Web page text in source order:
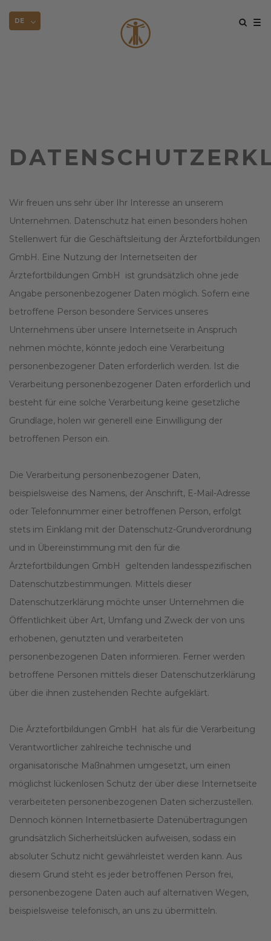
DE
Wir freuen uns sehr über Ihr Interesse an unserem
Unternehmen. Datenschutz hat einen besonders hohen
Stellenwert für die Geschäftsleitung der Ärztefortbildungen
GmbH. Eine Nutzung der Internetseiten der
Ärztefortbildungen GmbH ist grundsätzlich ohne jede
Angabe personenbezogener Daten möglich. Sofern eine
betroffene Person besondere Services unseres
Unternehmens über unsere Internetseite in Anspruch
nehmen möchte, könnte jedoch eine Verarbeitung
personenbezogener Daten erforderlich werden. Ist die
Verarbeitung personenbezogener Daten erforderlich und
besteht für eine solche Verarbeitung keine gesetzliche
Grundlage, holen wir generell eine Einwilligung der
betroffenen Person ein.
Die Verarbeitung personenbezogener Daten,
beispielsweise des Namens, der Anschrift, E-Mail-Adresse
oder Telefonnummer einer betroffenen Person, erfolgt
stets im Einklang mit der Datenschutz-Grundverordnung
und in Übereinstimmung mit den für die
Ärztefortbildungen GmbH geltenden landesspezifischen
Datenschutzbestimmungen. Mittels dieser
Datenschutzerklärung möchte unser Unternehmen die
Öffentlichkeit über Art, Umfang und Zweck der von uns
erhobenen, genutzten und verarbeiteten
personenbezogenen Daten informieren. Ferner werden
betroffene Personen mittels dieser Datenschutzerklärung
über die ihnen zustehenden Rechte aufgeklärt.
Die Ärztefortbildungen GmbH hat als für die Verarbeitung
Verantwortlicher zahlreiche technische und
organisatorische Maßnahmen umgesetzt, um einen
möglichst lückenlosen Schutz der über diese Internetseite
verarbeiteten personenbezogenen Daten sicherzustellen.
Dennoch können Internetbasierte Datenübertragungen
grundsätzlich Sicherheitslücken aufweisen, sodass ein
absoluter Schutz nicht gewährleistet werden kann. Aus
diesem Grund steht es jeder betroffenen Person frei,
personenbezogene Daten auch auf alternativen Wegen,
beispielsweise telefonisch, an uns zu übermitteln.